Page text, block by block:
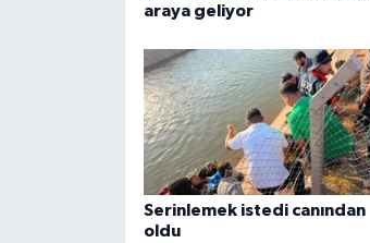
araya geliyor
Serinlemek istedi canından
oldu